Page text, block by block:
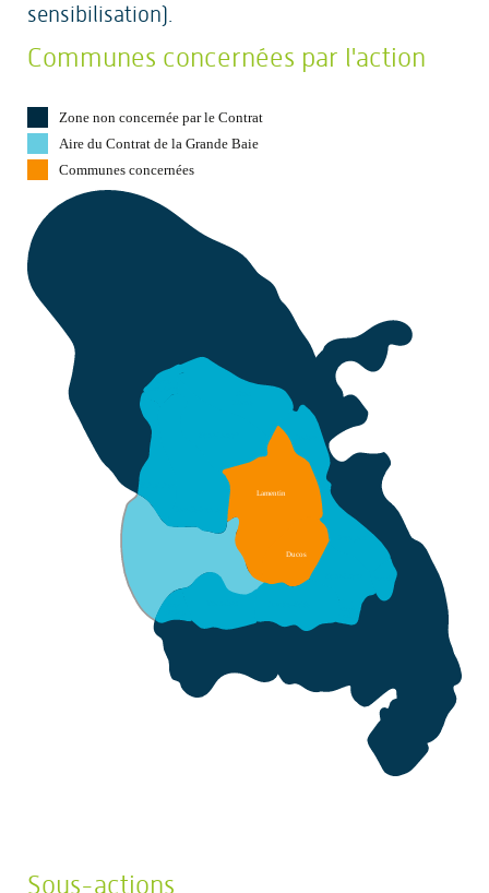
sensibilisation).
Communes concernées par l'action
Zone non concernée par le Contrat
Communes concernées
Aire du Contrat de la Grande Baie
Saint Denis
Ducos
Lamentin
Rivière
pilote
Sous-actions